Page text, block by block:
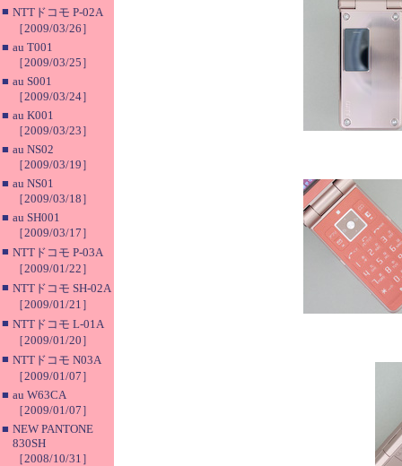
■ NTTドコモ P-02A
［2009/03/26］
■ au T001
［2009/03/25］
■ au S001
［2009/03/24］
■ au K001
［2009/03/23］
■ au NS02
［2009/03/19］
■ au NS01
［2009/03/18］
■ au SH001
［2009/03/17］
■ NTTドコモ P-03A
［2009/01/22］
■ NTTドコモ SH-02A
［2009/01/21］
■ NTTドコモ L-01A
［2009/01/20］
■ NTTドコモ N03A
［2009/01/07］
■ au W63CA
［2009/01/07］
■ NEW PANTONE
830SH
［2008/10/31］